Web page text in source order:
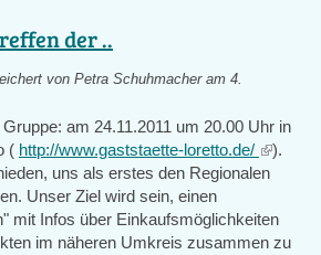
der ..
von Petra Schuhmacheram 4.
am 24.11.2011 um 20.00 Uhr in
( http://www.gaststaette-loretto.de/ (link
is
).
uns als erstes den Regionalen
Unser Ziel wird sein, einen
mit Infos über Einkaufsmöglichkeiten
im näheren Umkreis zusammen zu